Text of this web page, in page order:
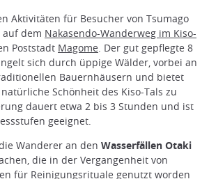
Aktivitäten für Besucher von Tsumago
dem Nakasendo-Wanderweg im Kiso-
Poststadt Magome . Der gut gepflegte 8
sich durch üppige Wälder, vorbei an
Bauernhäusern und bietet
Schönheit des Kiso-Tals zu
dauert etwa 2 bis 3 Stunden und ist
geeignet.
Wanderer an den Wasserfällen Otaki
die in der Vergangenheit von
für Reinigungsrituale genutzt worden